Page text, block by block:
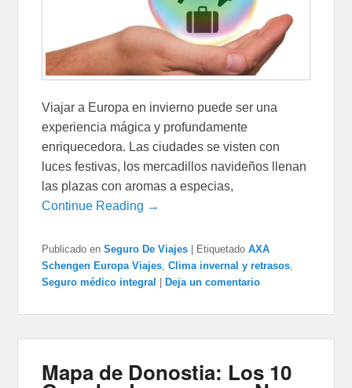
Viajar a Europa en invierno puede ser una
experiencia mágica y profundamente
enriquecedora. Las ciudades se visten con
luces festivas, los mercadillos navideños llenan
las plazas con aromas a especias,
Continue Reading →
Publicado en Seguro De Viajes | Etiquetado AXA
Schengen Europa Viajes ,Clima invernal y retrasos
Seguro médico integral |Deja un comentario
Mapa de Donostia: Los 10